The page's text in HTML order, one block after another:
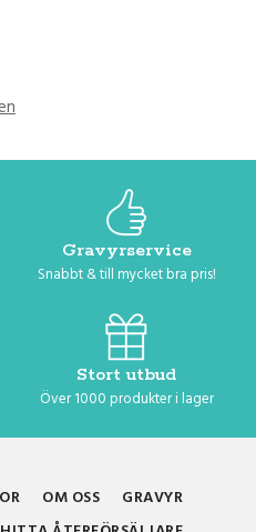
Gravyrservice
Snabbt & till mycket bra pris!
Stort utbud
Över 1000 produkter i lager
OM OSS
GRAVYR